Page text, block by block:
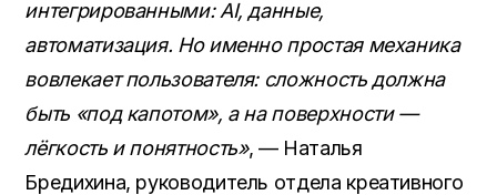
интегрированными: AI, данные,
автоматизация. Но именно простая механика
вовлекает пользователя: сложность должна
быть «под капотом», а на поверхности —
лёгкость и понятность», — Наталья
Бредихина, руководитель отдела креативного